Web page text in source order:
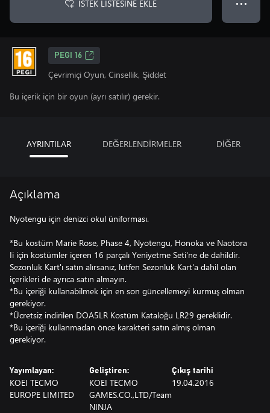
İSTEK LISTESINE EKLE ● ● ●
PEGI 16
Çevrimiçi Oyun, Cinsellik, Şiddet
Bu içerik için bir oyun (ayrı satılır) gerekir.
AYRINTILAR DEĞERLENDİRMELER DİĞER
Açıklama
Nyotengu için denizci okul üniforması.
*Bu kostüm Marie Rose, Phase 4, Nyotengu, Honoka ve Naotora
Ii için kostümler içeren 16 parçalı Yeniyetme Seti'ne de dahildir.
Sezonluk Kart'ı satın alırsanız, lütfen Sezonluk Kart'a dahil olan
içerikleri de ayrıca satın almayın.
*Bu içeriği kullanabilmek için en son güncellemeyi kurmuş olman
gerekiyor.
*Ücretsiz indirilen DOA5LR Kostüm Kataloğu LR29 gereklidir.
*Bu içeriği kullanmadan önce karakteri satın almış olman
gerekiyor.
Yayımlayan:
KOEI TECMO
EUROPE LIMITED
Geliştiren:
KOEI TECMO
GAMES.CO.,LTD/Team
NINJA
Çıkış tarihi
19.04.2016